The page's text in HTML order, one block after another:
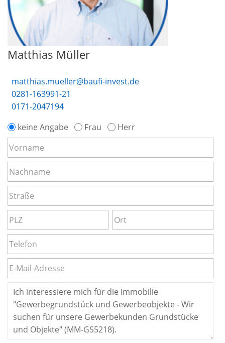
Matthias Müller
matthias.mueller@baufi-invest.de
0281-163991-21
0171-2047194
keine Angabe
Frau Herr